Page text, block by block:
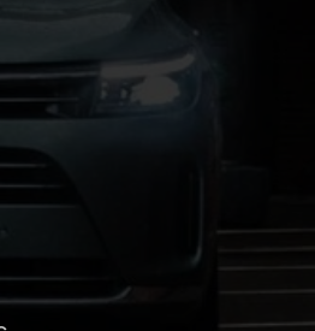
предложить вам лучшие